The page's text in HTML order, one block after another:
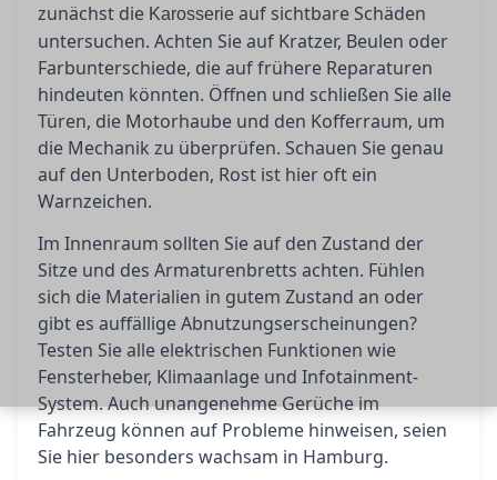
zunächst die Karosserie auf sichtbare Schäden
untersuchen. Achten Sie auf Kratzer, Beulen oder
Farbunterschiede, die auf frühere Reparaturen
hindeuten könnten. Öffnen und schließen Sie alle
Türen, die Motorhaube und den Kofferraum, um
die Mechanik zu überprüfen. Schauen Sie genau
auf den Unterboden, Rost ist hier oft ein
Warnzeichen.
Im Innenraum sollten Sie auf den Zustand der
Sitze und des Armaturenbretts achten. Fühlen
sich die Materialien in gutem Zustand an oder
gibt es auffällige Abnutzungserscheinungen?
Testen Sie alle elektrischen Funktionen wie
Fensterheber, Klimaanlage und Infotainment-
System. Auch unangenehme Gerüche im
Fahrzeug können auf Probleme hinweisen, seien
Sie hier besonders wachsam in Hamburg.